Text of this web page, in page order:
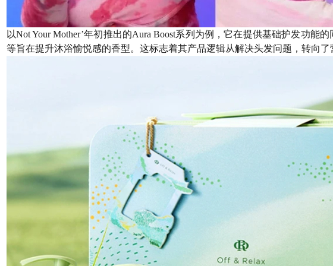
以Not Your Mother’年初推出的Aura Boost系列为例，它在提供基础护发功能
等旨在提升沐浴愉悦感的香型。这标志着其产品逻辑从解决头发问题，转向了